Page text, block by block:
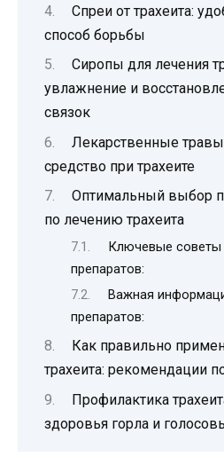
Спреи от трахеита:
способ борьбы
Сиропы для лечения
увлажнение и
связок
Лекарственные
средство при трахеите
Оптимальный выбор
по лечению трахеита
Ключевые советы
препаратов:
Важная
препаратов:
Как правильно
трахеита: рекомендации
Профилактика
здоровья горла и